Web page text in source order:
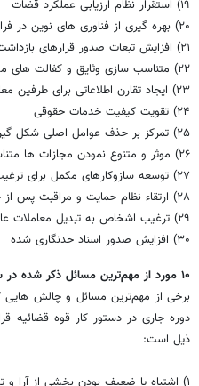
۱۹) استقرار نظام ارزیابی عملکرد قضات
۲۰) بهره گیری از فناوری های نوین در فرایند کشف جرم
۲۱) افزایش تبعات صدور قرارهای بازداشت غیرضروری یا نامتناسب
۲۲) متناسب سازی وثایق و کفالت های مورد پذیرش
۲۳) ایجاد تقارن اطلاعاتی برای طرفین معامله
۲۴) تقویت کیفیت خدمات حقوقی
۲۵) تمرکز بر حذف عوامل اصلی شکل گیری جرایم و دعاوی
۲۶) موثر و متنوع نمودن مجازات ها متناسب با نوع جرایم
۲۷) توسعه سازوکارهای مکمل برای ترغیب زندانیان به سبک زندگی متعالی
۲۸) ارتقاء نظام حمایت و مراقبت پس از خروج محکومان از زندان
۲۹) ترغیب اشخاص به تبدیل معاملات عادی به اسناد رسمی
۳۰) افزایش صدور اسناد حدنگاری شده
۱۰ مورد از مهم‌ترین مسائل ذکر شده در سند تحول به همراه راه‌حل آن
برخی از مهم‌ترین مسائل و چالش
دوره جاری در دستور کار قوه قضائیه
ذیل است:
۱) اشتباه یا ضعیف بودن بخشی از آرا و تصمیمات قضائی